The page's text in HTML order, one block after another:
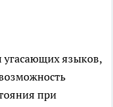
языков,
при